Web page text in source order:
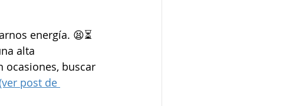
energía. 😫⏳
alta
buscar
post de